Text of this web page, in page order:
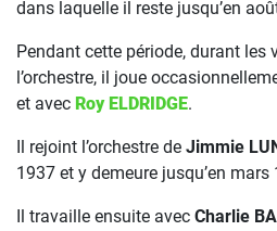
dans laquelle il reste jusqu’en
Pendant cette période, durant les
l’orchestre, il joue
et avec Roy ELDRIDGE.
Il rejoint l’orchestre de Jimmie
1937 et y demeure jusqu’en mars
Il travaille ensuite avec Charlie